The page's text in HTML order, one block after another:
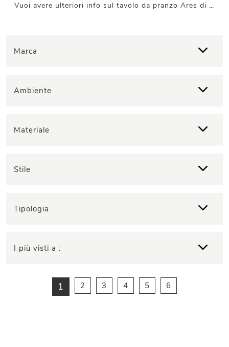
Marca
Ambiente
Materiale
Stile
Tipologia
I più visti a :
Vuoi avere ulteriori info sul tavolo da pranzo Ares di Stones? Clicca e scopri di più sui modelli allungabili del marchio.
1 2 3 4 5 6